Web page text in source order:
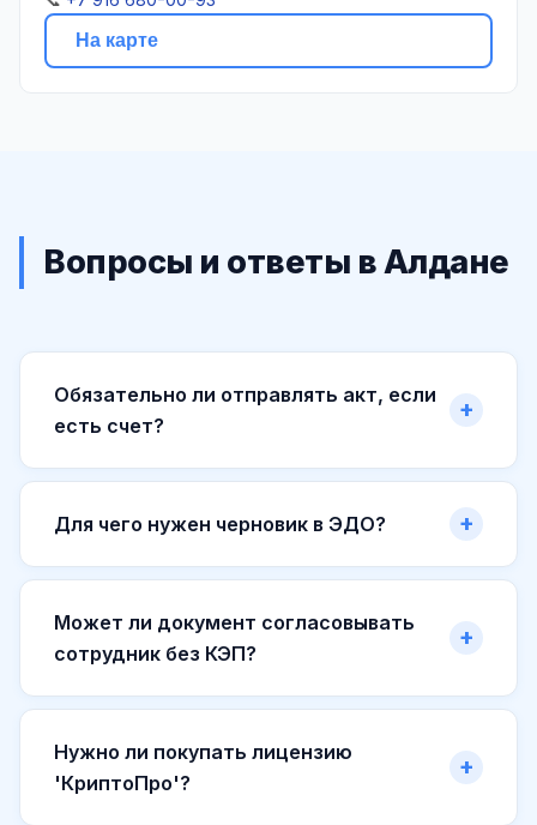
На карте
Вопросы и ответы в Алдане
Обязательно ли отправлять акт, если
есть счет?
Для чего нужен черновик в ЭДО?
Может ли документ согласовывать
сотрудник без КЭП?
Нужно ли покупать лицензию
'КриптоПро'?